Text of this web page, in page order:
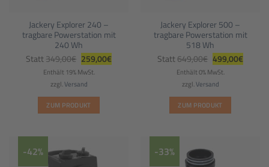
Jackery Explorer 240 –
tragbare Powerstation mit
240 Wh
Statt 349,00€ Ursprünglicher
Preis
war:
349,00€
259,00€Aktueller
Preis
Enthält 19% MwSt.
zzgl.Versand
ZUM PRODUKT
Jackery Explorer 500 –
tragbare Powerstation mit
518 Wh
Statt649,00€ Ursprünglicher
Preis
war:
649,00€
499,00€Preis
Enthält 0% MwSt.
zzgl.Versand
ZUM PRODUKT
-42% -33%